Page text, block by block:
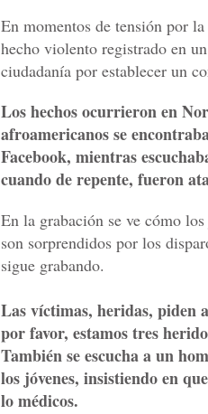
En momentos de tensión por
hecho violento registrado en
ciudadanía por establecer un
Los hechos ocurrieron en
afroamericanos se
Facebook, mientras
cuando de repente, fueron
En la grabación se ve cómo
son sorprendidos por los
sigue grabando.
Las víctimas, heridas, piden
por favor, estamos tres
También se escucha a un
los jóvenes, insistiendo en
lo médicos.